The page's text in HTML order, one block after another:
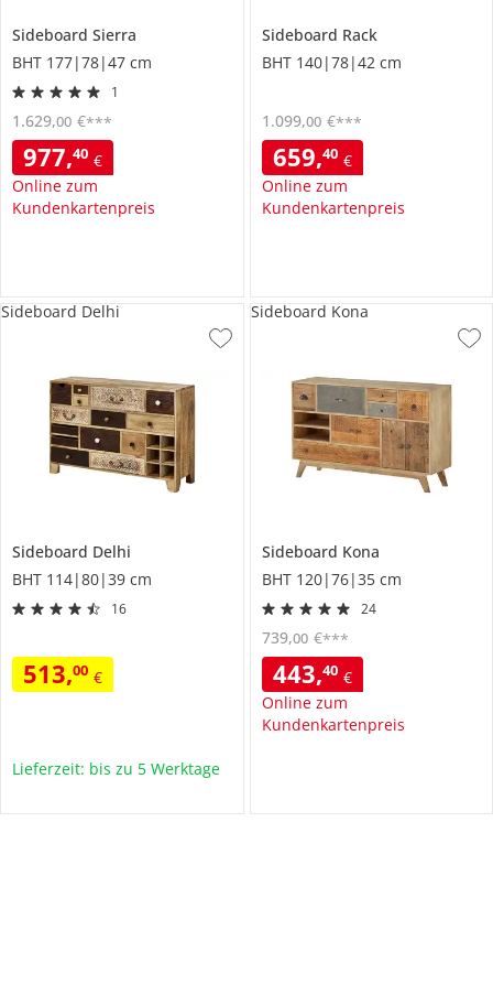
Sideboard Sierra
BHT 177|78|47 cm
1
977,40 €
Online zum
Kundenkartenpreis
1.629,00 €***
Sideboard Rack
BHT 140|78|42 cm
659,40 €
Online zum
Kundenkartenpreis
1.099,00 €***
Sideboard Delhi
BHT 114|80|39 cm
16
513,00 €
Sideboard Delhi
Lieferzeit: bis zu 5 Werktage
Sideboard Kona
BHT 120|76|35 cm
24
443,40 €
Online zum
Kundenkartenpreis
739,00 €***
Sideboard Kona